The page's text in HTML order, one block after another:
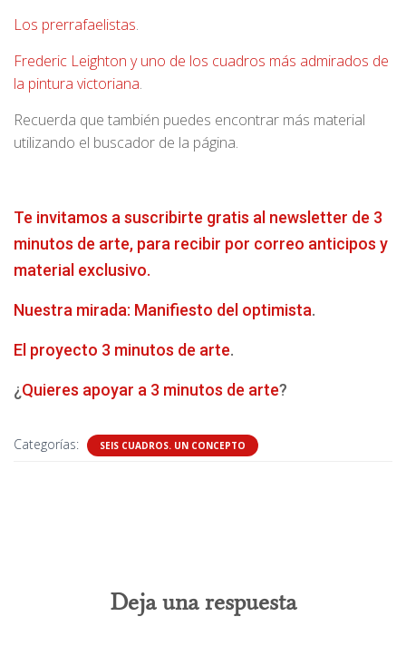
Los prerrafaelistas.
Frederic Leighton y uno de los cuadros más admirados de
la pintura victoriana.
Recuerda que también puedes encontrar más material
utilizando el buscador de la página.
Te invitamos a suscribirte gratis al newsletter de 3
minutos de arte, para recibir por correo anticipos y
material exclusivo.
Nuestra mirada: Manifiesto del optimista.
El proyecto 3 minutos de arte.
¿Quieres apoyar a 3 minutos de arte?
Categorías: SEIS CUADROS. UN CONCEPTO
Deja una respuesta